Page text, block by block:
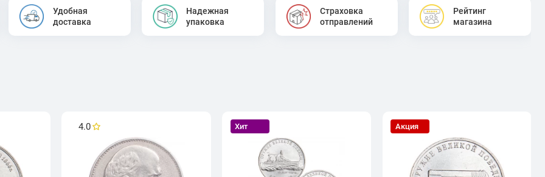
Удобная
доставка
Надежная
упаковка
Страховка
отправлений
Рейтинг
магазина
4.0 Хит Акция